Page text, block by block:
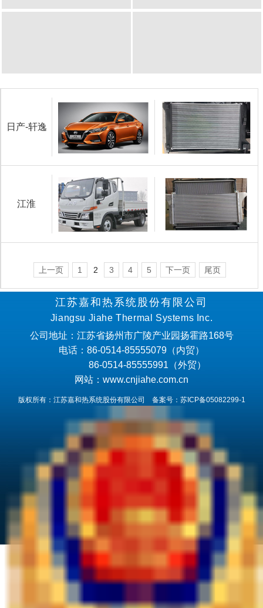
日产-轩逸
江淮
上一页 1 2 3 4 5 下一页 尾页
江苏嘉和热系统股份有限公司
Jiangsu Jiahe Thermal Systems Inc.
公司地址：江苏省扬州市广陵产业园扬霍路168号
电话：86-0514-85555079（内贸）
86-0514-85555991（外贸）
网站：www.cnjiahe.com.cn
版权所有：江苏嘉和热系统股份有限公司 备案号： 苏ICP备05082299-1